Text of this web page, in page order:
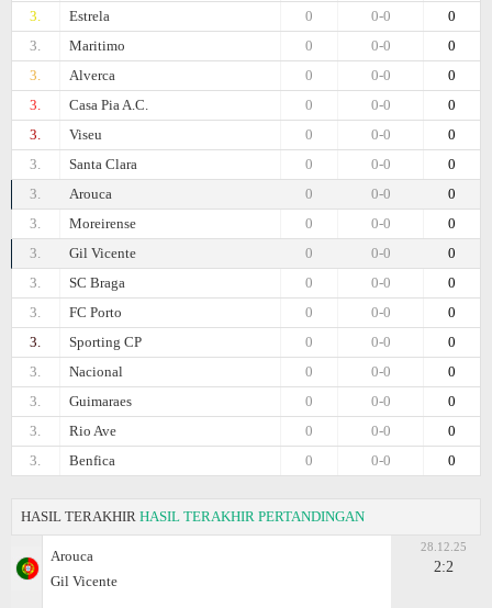
3.
Estrela 0
0-0
0
3.
Maritimo 0
0-0
0
3.
Alverca 0
0-0
0
3.
Casa Pia A.C. 0
0-0
0
3.
Viseu 0
0-0
0
3.
Santa Clara 0
0-0
0
3.
Arouca 0
0-0
0
3.
Moreirense 0
0-0
0
3.
Gil Vicente 0
0-0
0
3.
SC Braga 0
0-0
0
3.
FC Porto 0
0-0
0
3.
Sporting CP 0
0-0
0
3.
Nacional 0
0-0
0
3.
Guimaraes 0
0-0
0
3.
Rio Ave 0
0-0
0
3.
Benfica 0
0-0
0
HASIL TERAKHIR HASIL TERAKHIR PERTANDINGAN
Arouca
Gil Vicente
28.12.25
2:2